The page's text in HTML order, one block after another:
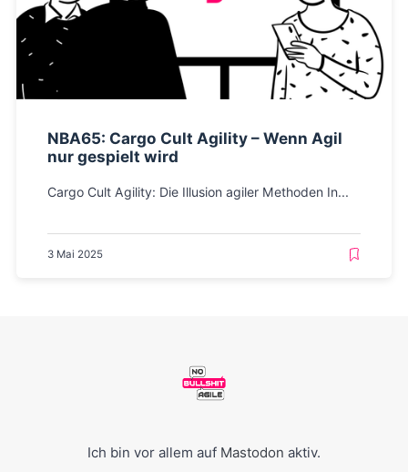
NBA65: Cargo Cult Agility – Wenn Agil
nur gespielt wird
Cargo Cult Agility: Die Illusion agiler Methoden In...
3 Mai 2025
Ich bin vor allem auf Mastodon aktiv.